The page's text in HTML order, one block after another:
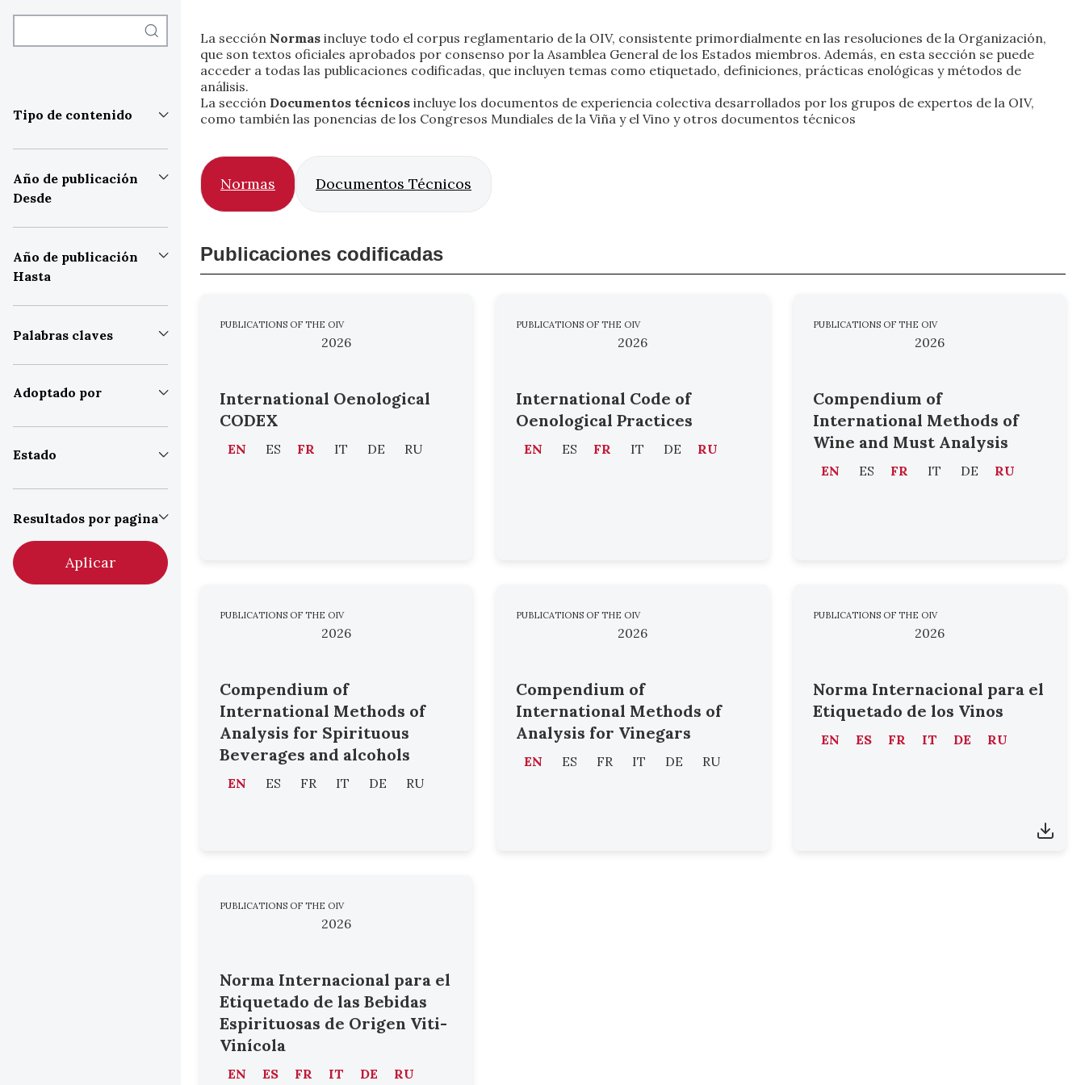
Tipo de contenido
Año de publicación
Desde
Año de publicación
Hasta
Palabras claves
Adoptado por
Estado
Resultados por pagina
Aplicar
La sección Normas incluye todo el corpus reglamentario de la OIV, consistente primordialmente en las resoluciones de la Organización,
que son textos oficiales aprobados por consenso por la Asamblea General de los Estados miembros. Además, en esta sección se puede
acceder a todas las publicaciones codificadas, que incluyen temas como etiquetado, definiciones, prácticas enológicas y métodos de
análisis.
La sección Documentos técnicos incluye los documentos de experiencia colectiva desarrollados por los grupos de expertos de la OIV,
como también las ponencias de los Congresos Mundiales de la Viña y el Vino y otros documentos técnicos
Normas Documentos Técnicos
Publicaciones codificadas
PUBLICATIONS OF THE OIV
2026
International Oenological
CODEX
EN ES FR IT DE RU
PUBLICATIONS OF THE OIV
2026
International Code of
Oenological Practices
EN ES FR IT DE RU
PUBLICATIONS OF THE OIV
2026
Compendium of
International Methods of
Wine and Must Analysis
EN ES FR IT DE RU
PUBLICATIONS OF THE OIV
2026
Compendium of
International Methods of
Analysis for Spirituous
Beverages and alcohols
EN ES FR IT DE RU
PUBLICATIONS OF THE OIV
2026
Compendium of
International Methods of
Analysis for Vinegars
EN ES FR IT DE RU
PUBLICATIONS OF THE OIV
2026
Norma Internacional para el
Etiquetado de los Vinos
EN ES FR IT DE RU
PUBLICATIONS OF THE OIV
2026
Norma Internacional para el
Etiquetado de las Bebidas
Espirituosas de Origen Viti-
Vinícola
EN ES FR IT DE RU